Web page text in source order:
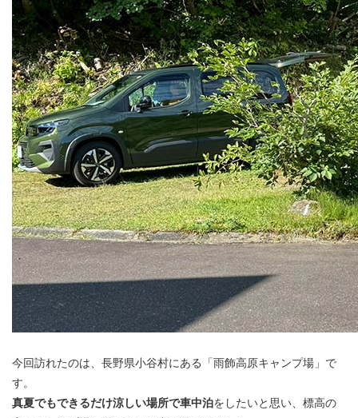
今回訪れたのは、長野県小谷村にある「雨飾高原キャンプ場」で
す。
真夏でもできるだけ涼しい場所で車中泊をしたいと思い、標高の